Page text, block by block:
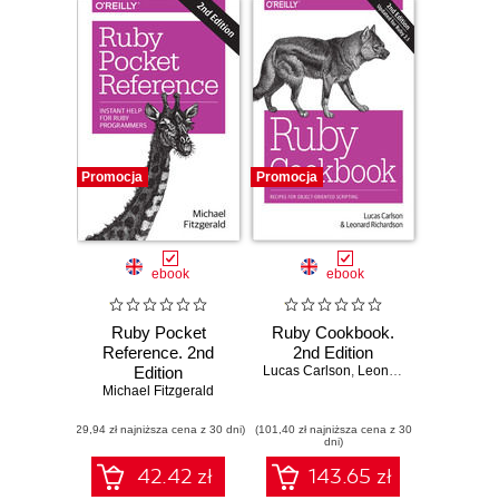
Promocja
ebook
Ruby Pocket
Reference. 2nd
Edition
Michael Fitzgerald
(29,94 zł najniższa cena z 30 dni)
42.42 zł
Promocja
ebook
Ruby Cookbook.
2nd Edition
Lucas Carlson, Leonard Richardson
(101,40 zł najniższa cena z 30
dni)
143.65 zł